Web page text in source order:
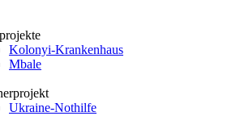
Kolonyi-Krankenhaus
Mbale
Ukraine-Nothilfe